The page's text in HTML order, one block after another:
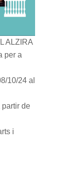
ALZIRA
per a
10/24 al
partir de
i